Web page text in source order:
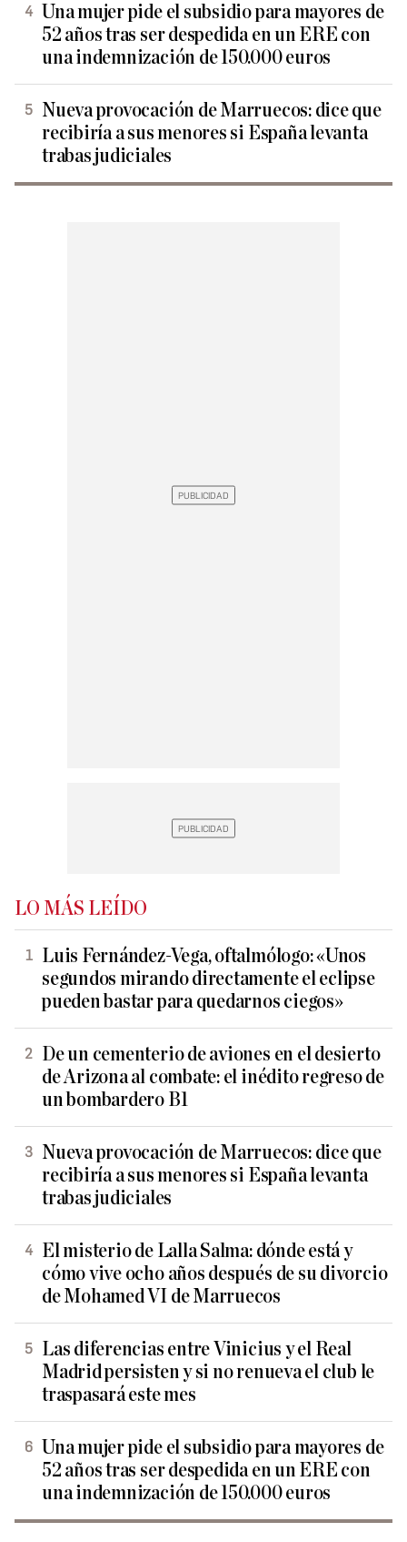
Una mujer pide el subsidio para mayores de
52 años tras ser despedida en un ERE con
una indemnización de 150.000 euros
Nueva provocación de Marruecos: dice que
recibiría a sus menores si España levanta
trabas judiciales
LO MÁS LEÍDO
Luis Fernández-Vega, oftalmólogo: «Unos
segundos mirando directamente el eclipse
pueden bastar para quedarnos ciegos»
De un cementerio de aviones en el desierto
de Arizona al combate: el inédito regreso de
un bombardero B1
Nueva provocación de Marruecos: dice que
recibiría a sus menores si España levanta
trabas judiciales
El misterio de Lalla Salma: dónde está y
cómo vive ocho años después de su divorcio
de Mohamed VI de Marruecos
Las diferencias entre Vinicius y el Real
Madrid persisten y si no renueva el club le
traspasará este mes
Una mujer pide el subsidio para mayores de
52 años tras ser despedida en un ERE con
una indemnización de 150.000 euros